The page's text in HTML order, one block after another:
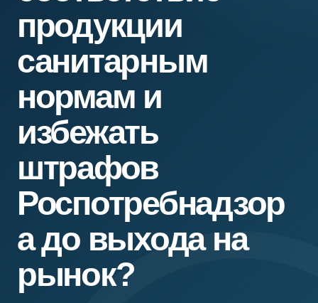
продукции
санитарным
нормам и
избежать
штрафов
Роспотребнадзор
а до выхода на
рынок?